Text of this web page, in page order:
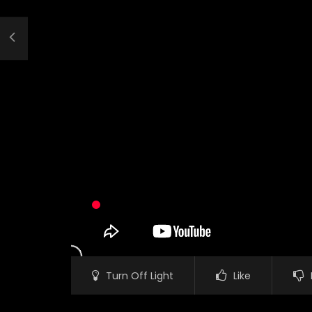
Turn Off Light Like